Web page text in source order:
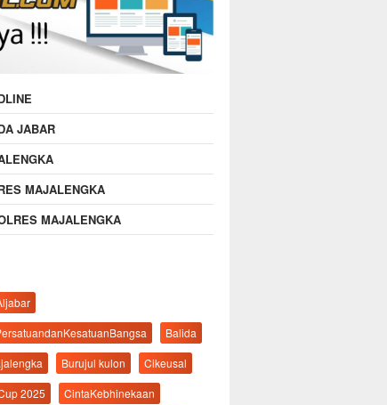
JABAR
MAJALENGKA
MAJALENGKA
Balida
Burujul kulon
Cikeusal
2025
CintaKebhinekaan